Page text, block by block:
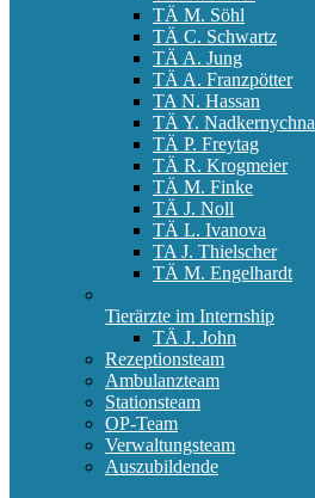
TÄ M. Söhl
TÄ C. Schwartz
TÄ A. Jung
TÄ A. Franzpötter
TA N. Hassan
TÄ Y. Nadkernychna
TÄ P. Freytag
TÄ R. Krogmeier
TÄ M. Finke
TÄ J. Noll
TÄ L. Ivanova
TA J. Thielscher
TÄ M. Engelhardt
Tierärzte im Internship
TÄ J. John
Rezeptionsteam
Ambulanzteam
Stationsteam
OP-Team
Verwaltungsteam
Auszubildende